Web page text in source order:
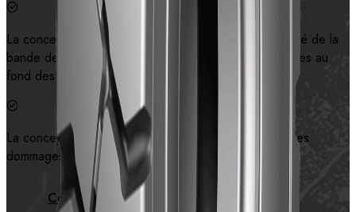
La conception à nervures renforcées améliore la rigidité de la
bande de roulement afin de réduire le risque de fissures au
fond des rainures du motif.
La conception spéciale de la paroi latérale empêche les
dommages de la paroi latérale.
Contactez-nous